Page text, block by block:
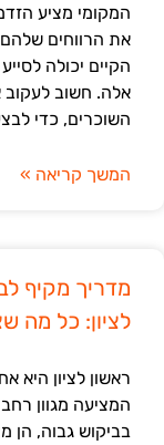
המקומי מציע
את הרווחים
הקיים יכולה
אלה. חשוב לעקוב
השוכרים, כדי
המשך קריאה »
מדריך מקיף
לציון: כל מה
ראשון לציון היא
המציעה מגוון
בביקוש גבוה, הן